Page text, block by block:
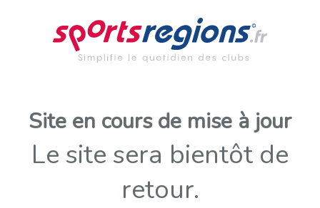
Site en cours de mise à jour
Le site sera bientôt de
retour.